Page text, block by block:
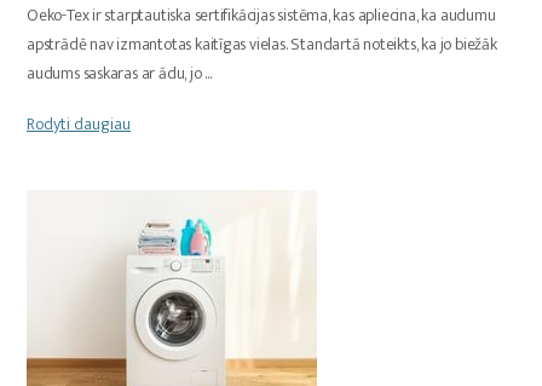
Oeko-Tex ir starptautiska sertifikācijas sistēma, kas apliecina, ka audumu
apstrādē nav izmantotas kaitīgas vielas. Standartā noteikts, ka jo biežāk
audums saskaras ar ādu, jo...
Rodyti daugiau